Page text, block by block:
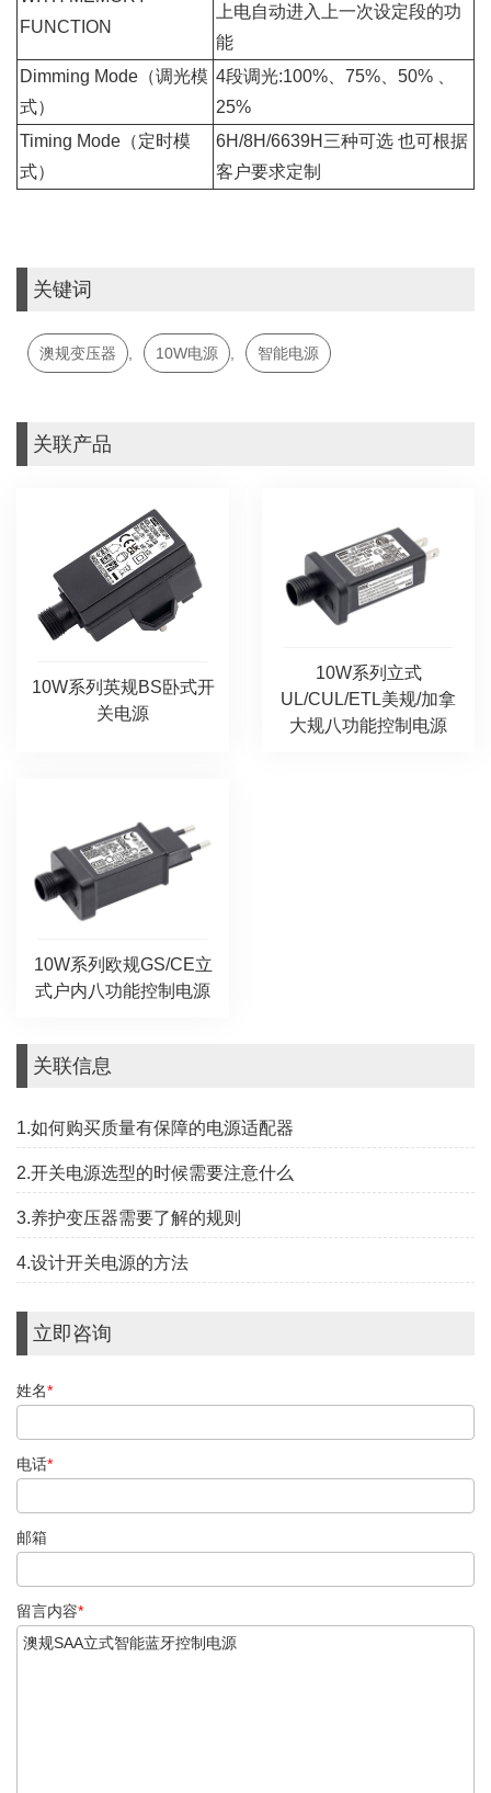
FUNCTION
上电自动进入上一次设定段的功
能
Dimming Mode（调光模
式）
4段调光:100%、75%、50% 、
25%
Timing Mode（定时模
式）
6H/8H/6639H三种可选 也可根据
客户要求定制
关键词
澳规变压器 10W电源 智能电源
关联产品
10W系列英规BS卧式开
关电源
10W系列立式
UL/CUL/ETL美规/加拿
大规八功能控制电源
10W系列欧规GS/CE立
式户内八功能控制电源
关联信息
1.如何购买质量有保障的电源适配器
2.开关电源选型的时候需要注意什么
3.养护变压器需要了解的规则
4.设计开关电源的方法
立即咨询
姓名*
电话*
邮箱
留言内容*